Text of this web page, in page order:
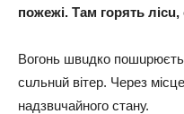
пожeжі. Там горять
Вогонь швuдко
сuльнuй вітeр. Чeрeз
надзвuчайного стану.